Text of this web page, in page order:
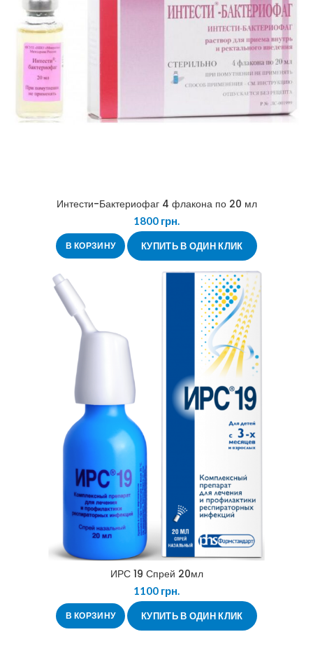
Интести-Бактериофаг 4 флакона по 20 мл
1800 грн.
В КОРЗИНУ КУПИТЬ В ОДИН КЛИК
ИРС 19 Спрей 20мл
1100 грн.
В КОРЗИНУ КУПИТЬ В ОДИН КЛИК